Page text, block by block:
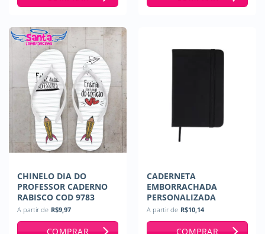
CHINELO DIA DO
PROFESSOR CADERNO
RABISCO COD 9783
A partir de R$9,97
COMPRAR
CADERNETA
EMBORRACHADA
PERSONALIZADA
A partir de R$10,14
COMPRAR